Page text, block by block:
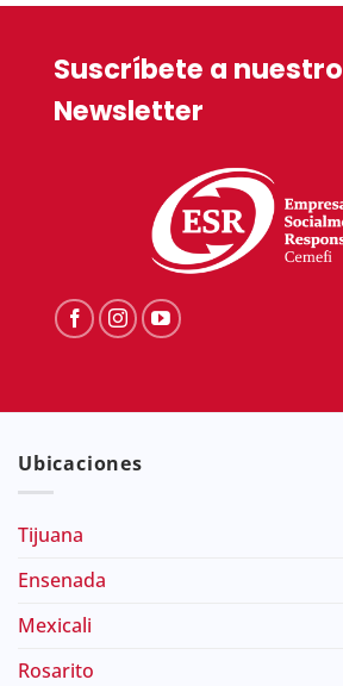
Suscríbete a nuestro
Newsletter
Ubicaciones
Tijuana
Ensenada
Mexicali
Rosarito